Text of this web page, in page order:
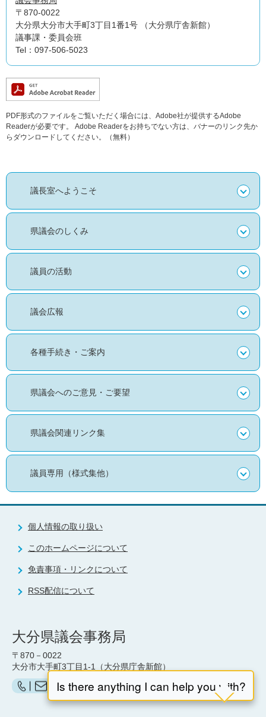
〒870-0022
大分県大分市大手町3丁目1番1号 （大分県庁舎新館）
議事課・委員会班
Tel：097-506-5023
PDF形式のファイルをご覧いただく場合には、Adobe社が提供するAdobe
Readerが必要です。
Adobe Readerをお持ちでない方は、バナーのリンク先か
らダウンロードしてください。（無料）
議長室へようこそ
県議会のしくみ
議員の活動
議会広報
各種手続き・ご案内
県議会へのご意見・ご要望
県議会関連リンク集
議員専用（様式集他）
個人情報の取り扱い
このホームページについて
免責事項・リンクについて
RSS配信について
大分県議会事務局
〒870－0022
大分市大手町3丁目1-1（大分県庁舎新館）
お問い合わせ（県議会事務局）はこちら